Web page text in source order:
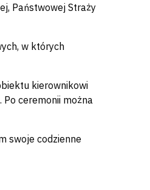
Państwowej Straży
w których
kierownikowi
Po ceremonii można
swoje codzienne